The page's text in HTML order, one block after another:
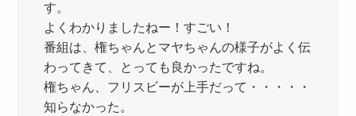
す。
よくわかりましたねー！すごい！
番組は、権ちゃんとマヤちゃんの様子がよく伝
わってきて、とっても良かったですね。
権ちゃん、フリスビーが上手だって・・・・・
知らなかった。